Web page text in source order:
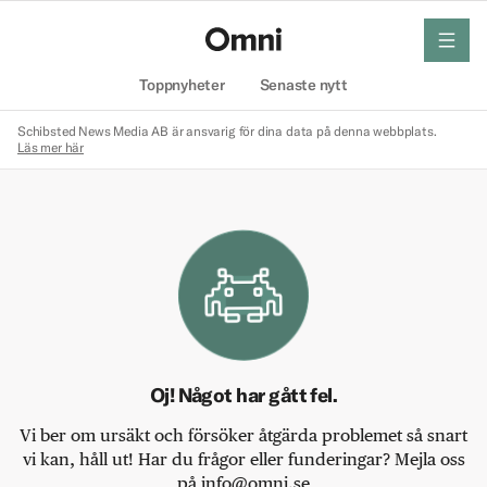
Toppnyheter Senaste nytt
meny
Schibsted News Media AB är ansvarig för dina data på denna webbplats.
Läs mer här
Oj! Något har gått fel.
Vi ber om ursäkt och försöker åtgärda problemet så snart
vi kan, håll ut! Har du frågor eller funderingar? Mejla oss